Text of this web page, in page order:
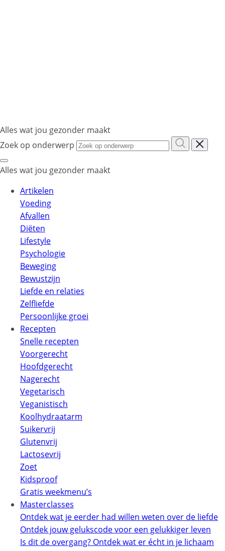
Alles wat jou gezonder maakt
Zoek op onderwerp
Alles wat jou gezonder maakt
Artikelen
Voeding
Afvallen
Diëten
Lifestyle
Psychologie
Beweging
Bewustzijn
Liefde en relaties
Zelfliefde
Persoonlijke groei
Recepten
Snelle recepten
Voorgerecht
Hoofdgerecht
Nagerecht
Vegetarisch
Veganistisch
Koolhydraatarm
Suikervrij
Glutenvrij
Lactosevrij
Zoet
Kidsproof
Gratis weekmenu’s
Masterclasses
Ontdek wat je eerder had willen weten over de liefde
Ontdek jouw gelukscode voor een gelukkiger leven
Is dit de overgang? Ontdek wat er écht in je lichaam